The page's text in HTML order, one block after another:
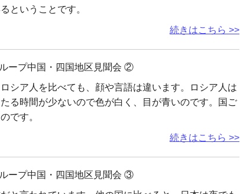
ということです。
続きはこちら >>
ープ中国・四国地区見聞会 ②
シア人を比べても、顔や言語は違います。ロシア人は
る時間が少ないので色が白く、目が青いのです。国ご
です。
続きはこちら >>
ープ中国・四国地区見聞会 ③